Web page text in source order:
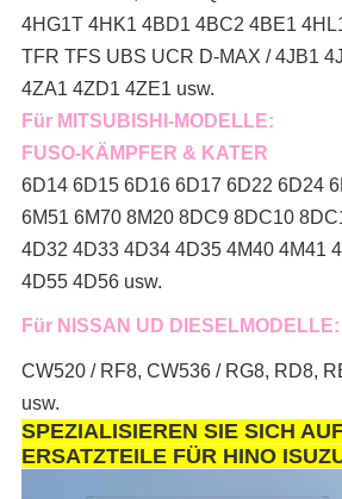
4HG1T 4HK1 4BD1 4BC2 4BE1
TFR TFS UBS UCR D-MAX / 4JB1
4ZA1 4ZD1 4ZE1 usw.
Für MITSUBISHI-MODELLE:
FUSO-KÄMPFER & KATER
6D14 6D15 6D16 6D17 6D22 6D24
6M51 6M70 8M20 8DC9 8DC10
4D32 4D33 4D34 4D35 4M40 4M41
4D55 4D56 usw.
Für NISSAN UD DIESELMODELLE:
CW520 / RF8, CW536 / RG8, RD8,
usw.
SPEZIALISIEREN SIE SICH
ERSATZTEILE FÜR HINO